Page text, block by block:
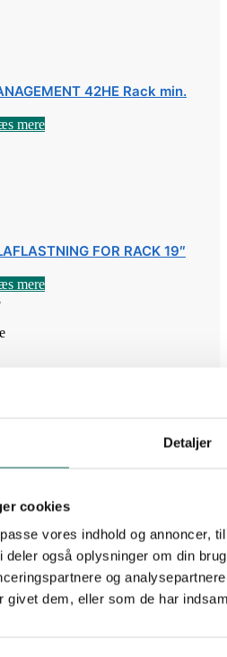
Detaljer
cookies
vores indhold og annoncer,
også oplysninger om din
og
givet dem, eller som de har
42HE Rack min.
mere
FOR RACK 19″
mere
MGM SKAL BRUGES TIL LRG-
mere